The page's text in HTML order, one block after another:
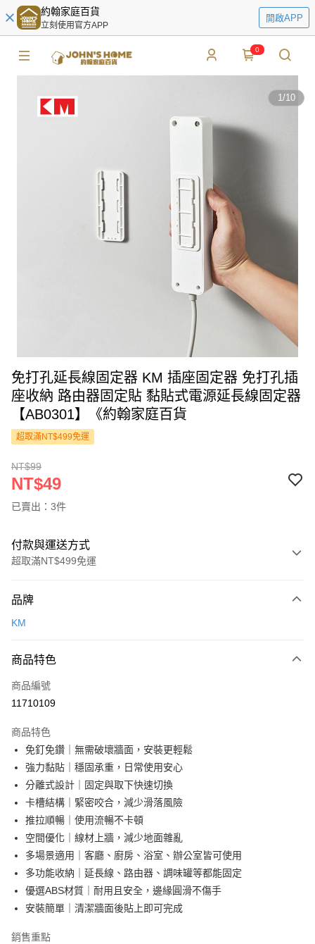
約翰家庭百貨
立刻使用官方APP
開啟APP
0
1/10
免打孔延長線固定器 KM 插座固定器 免打孔插
座收納 路由器固定貼 黏貼式電源延長線固定器
【AB0301】《約翰家庭百貨
超取滿NT$499免運
NT$99
NT$49
已賣出：3件
付款與運送方式
超取滿NT$499免運
信用卡一次付款
LINE Pay
Apple Pay
悠遊付
AFTEE先享後付
相關說明
【關於「AFTEE先享後付」】
AFTEE先享後付是「在收到商品之後才付款」的支付方式。 讓您購物簡單
便利好安心！
１．簡單：不需註冊會員、不需綁卡、不需儲值。
２．便利：只要手機號碼，簡訊認證，即可結帳。
３．安心：先確認商品／服務後，再付款。
【「AFTEE先享後付」結帳流程】
結帳頁面，進行簡訊認證並確認金額後，即可完成結帳。
３．收到繳費通知簡訊後14天內，點擊此簡訊中的連結，可透過四大超商／
ATM付款
運送方式
全家取貨付款
每筆NT$60，滿NT$499(含以上)免運費
7-11取貨付款
每筆NT$60，滿NT$499(含以上)免運費
品牌
KM
商品特色
商品編號
11710109
商品特色
免釘免鑽｜無需破壞牆面，安裝更輕鬆
強力黏貼｜穩固承重，日常使用安心
分離式設計｜固定與取下快速切換
卡槽結構｜緊密咬合，減少滑落風險
推拉順暢｜使用流暢不卡頓
空間優化｜線材上牆，減少地面雜亂
多場景適用｜客廳、廚房、浴室、辦公室皆可使用
多功能收納｜延長線、路由器、調味罐等都能固定
優選ABS材質｜耐用且安全，邊緣圓滑不傷手
安裝簡單｜清潔牆面後貼上即可完成
銷售重點